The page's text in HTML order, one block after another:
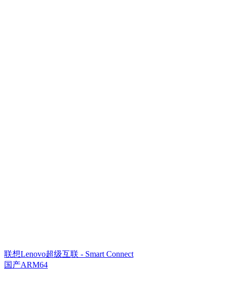
联想Lenovo超级互联 - Smart Connect
国产ARM64